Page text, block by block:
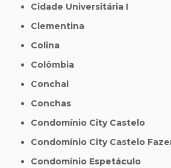
Cidade Universitária I
Clementina
Colina
Colômbia
Conchal
Conchas
Condomínio City Castelo
Condomínio City Castelo
Condomínio Espetáculo